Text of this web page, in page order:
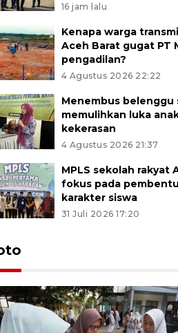
16 jam lalu
Kenapa warga
Aceh Barat gugat PT
pengadilan?
4 Agustus 2026 22:22
Menembus belenggu
memulihkan luka
kekerasan
4 Agustus 2026 21:37
MPLS sekolah rakyat
fokus pada
karakter siswa
31 Juli 2026 17:20